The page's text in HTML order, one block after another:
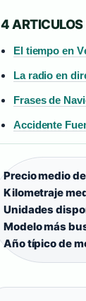
4
El tiempo en
La radio en
Frases de
Accidente
Precio medio
Kilometraje
Unidades
Modelo más
Año típico de